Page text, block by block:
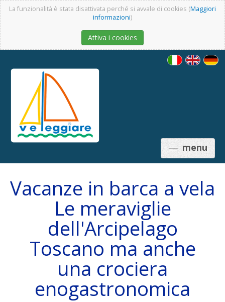
La funzionalità è stata disattivata perché si avvale di cookies (Maggiori
informazioni)
Attiva i cookies
menu
PRICES
THE SAILING BOAT
Vacanze in barca a vela
Le meraviglie
dell'Arcipelago
Toscano ma anche
una crociera
enogastronomica